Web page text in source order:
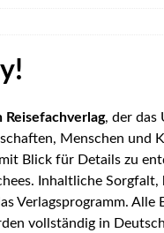
Reisefachverlag, der das
Menschen und
Blick für Details zu
Inhaltliche
Verlagsprogramm. Alle
vollständig in